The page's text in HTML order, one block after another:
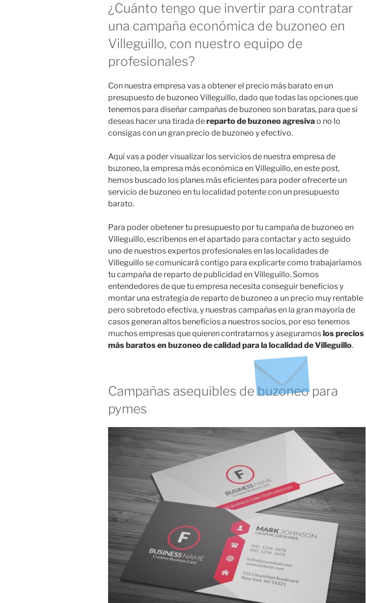
¿Cuánto tengo que invertir para contratar
una campaña económica de buzoneo en
Villeguillo, con nuestro equipo de
profesionales?
Con nuestra empresa vas a obtener el precio más barato en un
presupuesto de buzoneo Villeguillo, dado que todas las opciones que
tenemos para diseñar campañas de buzoneo son baratas, para que si
deseas hacer una tirada dereparto de buzoneo agresivao no lo
consigas con un gran precio de buzoneo y efectivo.
Aquí vas a poder visualizar los servicios de nuestra empresa de
buzoneo, la empresa más económica en Villeguillo, en este post,
hemos buscado los planes más eficientes para poder ofrecerte un
servicio de buzoneo en tu localidad potente con un presupuesto
barato.
Para poder obetener tu presupuesto por tu campaña de buzoneo en
Villeguillo, escríbenos en el apartado para contactar y acto seguido
uno de nuestros expertos profesionales en las localidades de
Villeguillo se comunicará contigo para explicarte como trabajaríamos
tu campaña de reparto de publicidad en Villeguillo. Somos
entendedores de que tu empresa necesita conseguir beneficios y
montar una estrategia de reparto de buzoneo a un precio muy rentable
pero sobretodo efectiva, y nuestras campañas en la gran mayoría de
casos generan altos beneficios a nuestros socios, por eso tenemos
muchos empresas que quieren contratarnos y aseguramoslos precios
más baratos en buzoneo de calidad para la localidad de Villeguillo.
Campañas asequibles de buzoneo para
pymes